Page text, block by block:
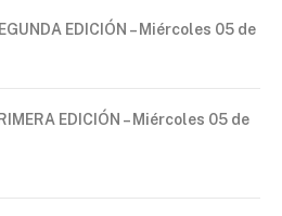
EDICIÓN – Miércoles 05 de
EDICIÓN – Miércoles 05 de